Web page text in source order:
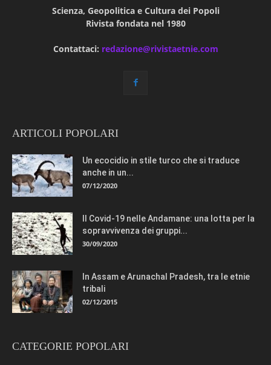
Scienza, Geopolitica e Cultura dei Popoli
Rivista fondata nel 1980
Contattaci: redazione@rivistaetnie.com
ARTICOLI POPOLARI
Un ecocidio in stile turco che si traduce
anche in un...
07/12/2020
Il Covid-19 nelle Andamane: una lotta per la
sopravvivenza dei gruppi...
30/09/2020
In Assam e Arunachal Pradesh, tra le etnie
tribali
02/12/2015
CATEGORIE POPOLARI